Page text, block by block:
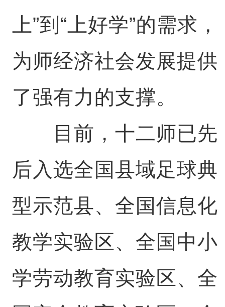
上”到“上好学”的需求，
为师经济社会发展提供
了强有力的支撑。
目前，十二师已先
后入选全国县域足球典
型示范县、全国信息化
教学实验区、全国中小
学劳动教育实验区、全